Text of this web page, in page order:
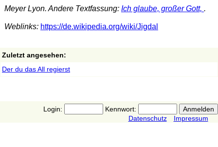
Meyer Lyon. Andere Textfassung: Ich glaube, großer Gott, .
Weblinks: https://de.wikipedia.org/wiki/Jigdal
Zuletzt angesehen:
Der du das All regierst
Login:
Kennwort:
Datenschutz
Impressum